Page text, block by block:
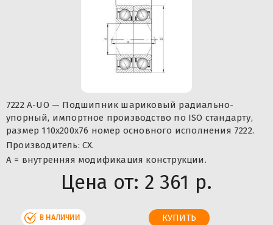
7222 A-UO — Подшипник шариковый радиально-
упорный, импортное производство по ISO стандарту,
размер 110x200x76 номер основного исполнения 7222.
Производитель: CX.
A = внутренняя модификация конструкции.
Цена от: 2 361 р.
В НАЛИЧИИ